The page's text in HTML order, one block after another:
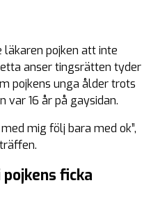
läkaren pojken att inte
anser tingsrätten tyder
pojkens unga ålder trots
var 16 år på gaysidan.
mig följ bara med ok”,
ficka